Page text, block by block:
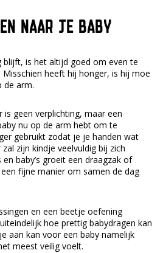
NAAR JE BABY
blijft, is het altijd goed om even te
heeft hij honger, is hij moe
de arm.
is geen verplichting, maar een
nu op de arm hebt om te
gebruikt zodat je je handen wat
zijn kindje veelvuldig bij zich
baby’s groeit een draagzak of
fijne manier om samen de dag
en een beetje oefening
hoe prettig babydragen kan
aan kan voor een baby namelijk
meest veilig voelt.